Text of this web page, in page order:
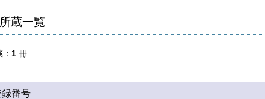
所蔵一覧
1 冊
録番号